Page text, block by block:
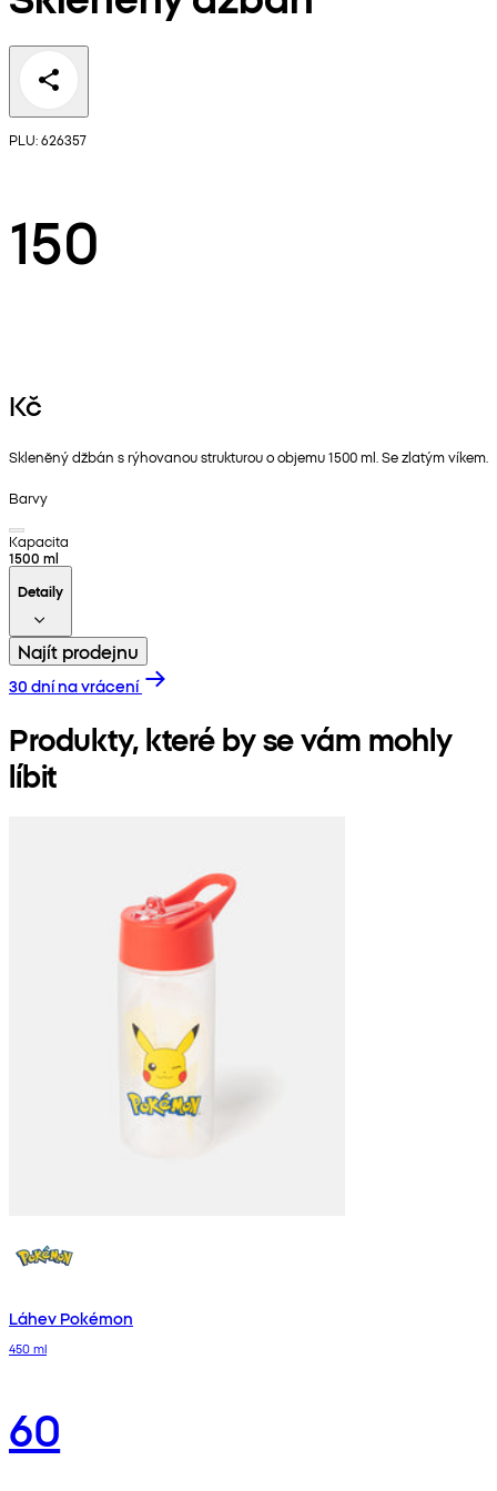
PLU: 626357
150
Kč
Skleněný džbán s rýhovanou strukturou o objemu 1500 ml. Se zlatým víkem.
Barvy
Kapacita
1500 ml
Detaily
Najít prodejnu
30 dní na vrácení
Produkty, které by se vám mohly
líbit
Láhev Pokémon
450 ml
60